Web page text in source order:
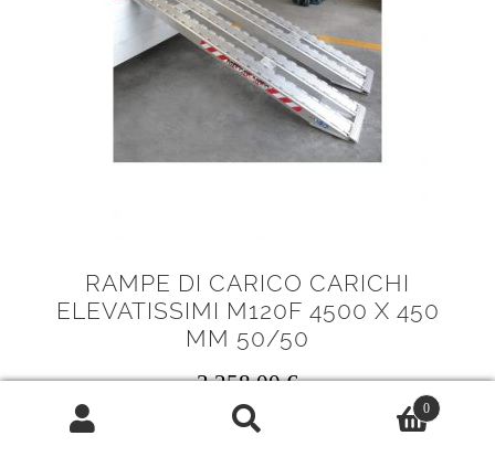
RAMPE DI CARICO CARICHI
ELEVATISSIMI M120F 4500 X 450
MM 50/50
3.258,00€
Rampe di carico carichi elevatissimi
0